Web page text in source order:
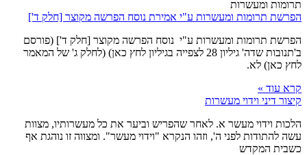
תרומות ומעשרות
הפרשת תרומות ומעשרות ע"י אמירת נוסח הפרשה מקוצר [חלק ד']
הפרשת תרומות ומעשרות ע"י נוסח הפרשה מקוצר [חלק ד'] (פורסם
ב'תנובות שדה' גיליון 28 לצפייה בגיליון לחץ כאן) (לחלק ג' של המאמר
לחץ כאן) לא.
קרא עוד »
קיצור דיני וידוי מעשרות
הלכות וידוי מעשר א. לאחר שהפריש וביער את כל מעשרותיו, מצוות
עשה להתודות לפני ה', וזהו הנקרא "וידוי מעשר". ומצווה זו נוהגת אף
כשבית המקדש